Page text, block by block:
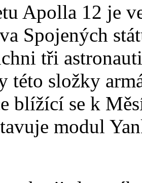
Apolla 12 je
Spojených
tři
této složky
blížící se k
modul